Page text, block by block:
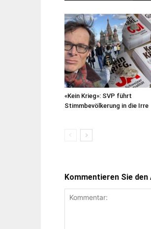
«Kein Krieg»: SVP führt
Stimmbevölkerung in die Irre
Kommentieren Sie